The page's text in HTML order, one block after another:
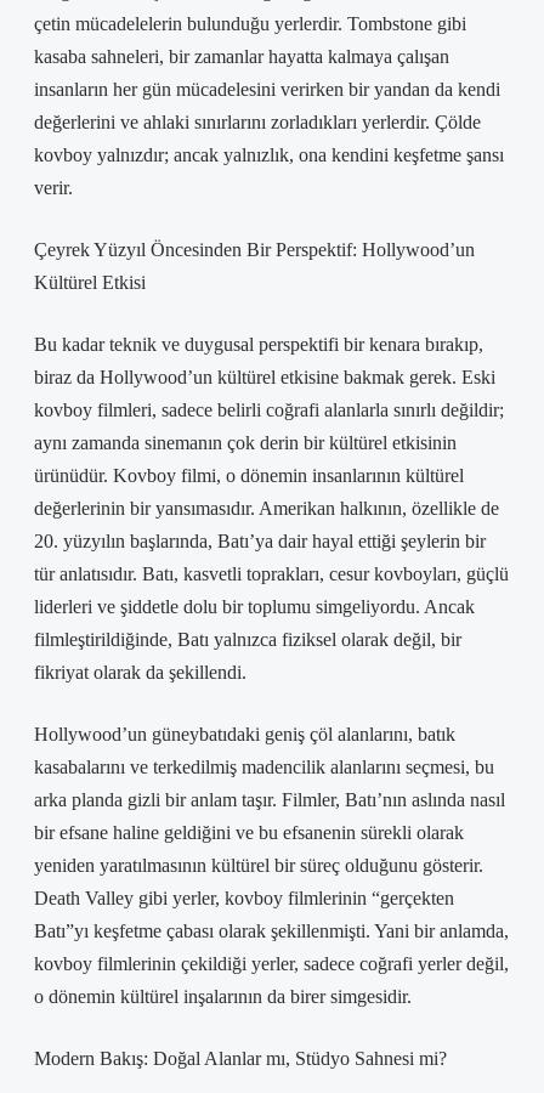
çetin mücadelelerin bulunduğu yerlerdir. Tombstone gibi
kasaba sahneleri, bir zamanlar hayatta kalmaya çalışan
insanların her gün mücadelesini verirken bir yandan da kendi
değerlerini ve ahlaki sınırlarını zorladıkları yerlerdir. Çölde
kovboy yalnızdır; ancak yalnızlık, ona kendini keşfetme şansı
verir.
Çeyrek Yüzyıl Öncesinden Bir Perspektif: Hollywood’un
Kültürel Etkisi
Bu kadar teknik ve duygusal perspektifi bir kenara bırakıp,
biraz da Hollywood’un kültürel etkisine bakmak gerek. Eski
kovboy filmleri, sadece belirli coğrafi alanlarla sınırlı değildir;
aynı zamanda sinemanın çok derin bir kültürel etkisinin
ürünüdür. Kovboy filmi, o dönemin insanlarının kültürel
değerlerinin bir yansımasıdır. Amerikan halkının, özellikle de
20. yüzyılın başlarında, Batı’ya dair hayal ettiği şeylerin bir
tür anlatısıdır. Batı, kasvetli toprakları, cesur kovboyları, güçlü
liderleri ve şiddetle dolu bir toplumu simgeliyordu. Ancak
filmleştirildiğinde, Batı yalnızca fiziksel olarak değil, bir
fikriyat olarak da şekillendi.
Hollywood’un güneybatıdaki geniş çöl alanlarını, batık
kasabalarını ve terkedilmiş madencilik alanlarını seçmesi, bu
arka planda gizli bir anlam taşır. Filmler, Batı’nın aslında nasıl
bir efsane haline geldiğini ve bu efsanenin sürekli olarak
yeniden yaratılmasının kültürel bir süreç olduğunu gösterir.
Death Valley gibi yerler, kovboy filmlerinin “gerçekten
Batı”yı keşfetme çabası olarak şekillenmişti. Yani bir anlamda,
kovboy filmlerinin çekildiği yerler, sadece coğrafi yerler değil,
o dönemin kültürel inşalarının da birer simgesidir.
Modern Bakış: Doğal Alanlar mı, Stüdyo Sahnesi mi?